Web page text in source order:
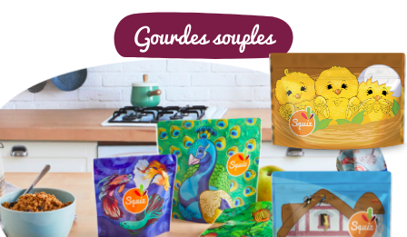
Gourdes souples